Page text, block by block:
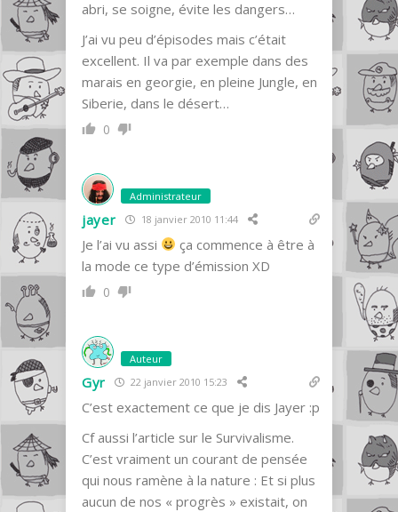
abri, se soigne, évite les dangers…
J’ai vu peu d’épisodes mais c’était
excellent. Il va par exemple dans des
marais en georgie, en pleine Jungle, en
Siberie, dans le désert…
0
Administrateur
jayer 18 janvier 2010 11:44
Je l’ai vu assi
ça commence à être à
la mode ce type d’émission XD
0
Auteur
Gyr 22 janvier 2010 15:23
C’est exactement ce que je dis Jayer :p
Cf aussi l’article sur le Survivalisme.
C’est vraiment un courant de pensée
qui nous ramène à la nature : Et si plus
aucun de nos « progrès » existait, on